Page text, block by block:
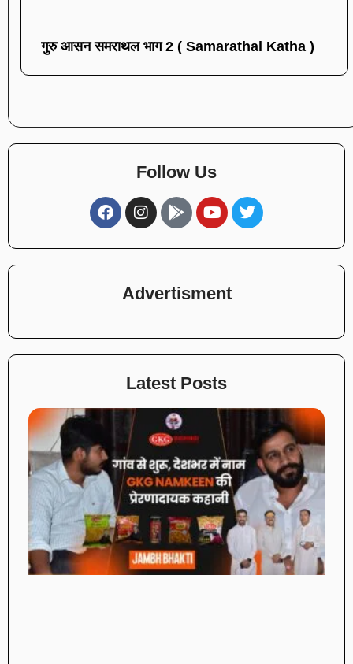
गुरु आसन समराथल भाग 2 ( Samarathal Katha )
Follow Us
Advertisment
Latest Posts